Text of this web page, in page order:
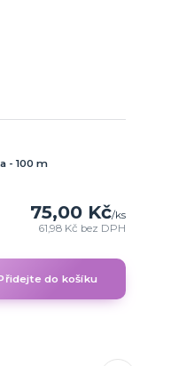
- 100 m
75,00 Kč/ks
61,98 Kč bez DPH
do košíku